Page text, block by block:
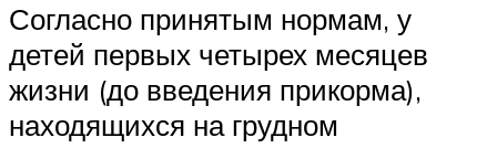
Согласно принятым нормам, у
детей первых четырех месяцев
жизни (до введения прикорма),
находящихся на грудном